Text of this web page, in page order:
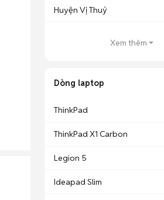
Huyện Vị Thuỷ
Xem thêm
Dòng laptop
ThinkPad
ThinkPad X1 Carbon
Legion 5
Ideapad Slim